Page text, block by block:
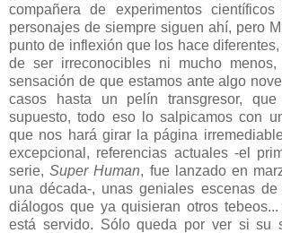
compañera de experimentos
personajes de siempre siguen ahí, pero
punto de inflexión que los hace
de ser irreconocibles ni mucho
sensación de que estamos ante algo
casos hasta un pelín transgresor,
supuesto, todo eso lo salpicamos con
que nos hará girar la página
excepcional, referencias actuales -el
serie,Super Human, fue lanzado en
una década-, unas geniales escenas
diálogos que ya quisieran otros
está servido. Sólo queda por ver si su